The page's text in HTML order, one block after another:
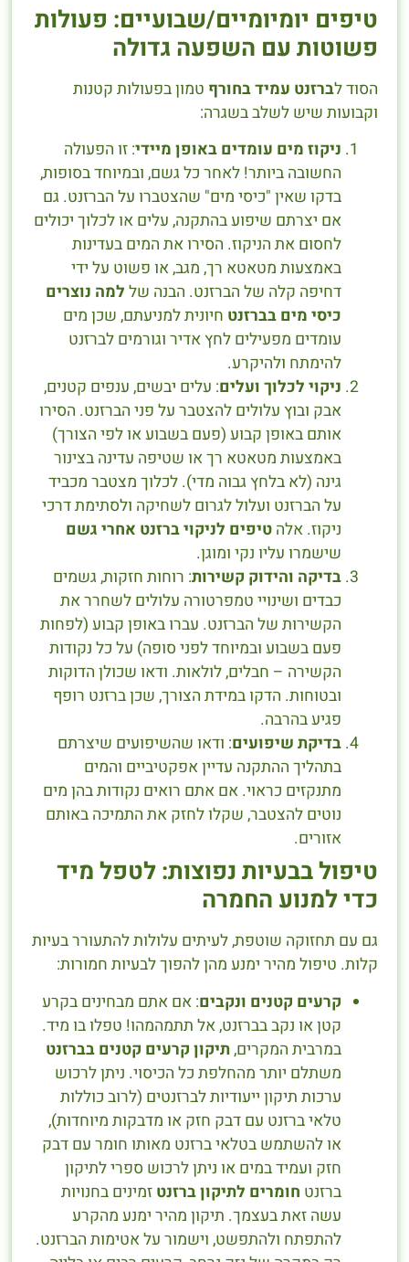
טיפים יומיומיים/שבועיים: פעולות
פשוטות עם השפעה גדולה
הסוד לברזנט עמיד בחורף טמון בפעולות קטנות
וקבועות שיש לשלב בשגרה:
ניקוז מים עומדים באופן מיידי: זו הפעולה
החשובה ביותר! לאחר כל גשם, ובמיוחד בסופות,
בדקו שאין "כיסי מים" שהצטברו על הברזנט. גם
אם יצרתם שיפוע בהתקנה, עלים או לכלוך יכולים
לחסום את הניקוז. הסירו את המים בעדינות
באמצעות מטאטא רך, מגב, או פשוט על ידי
דחיפה קלה של הברזנט. הבנה של למה נוצרים
כיסי מים בברזנט חיונית למניעתם, שכן מים
עומדים מפעילים לחץ אדיר וגורמים לברזנט
להימתח ולהיקרע.
ניקוי לכלוך ועלים: עלים יבשים, ענפים קטנים,
אבק ובוץ עלולים להצטבר על פני הברזנט. הסירו
אותם באופן קבוע (פעם בשבוע או לפי הצורך)
באמצעות מטאטא רך או שטיפה עדינה בצינור
גינה (לא בלחץ גבוה מדי). לכלוך מצטבר מכביד
על הברזנט ועלול לגרום לשחיקה ולסתימת דרכי
ניקוז. אלהטיפים לניקוי ברזנט אחרי גשם
שישמרו עליו נקי ומוגן.
בדיקה והידוק קשירות: רוחות חזקות, גשמים
כבדים ושינויי טמפרטורה עלולים לשחרר את
הקשירות של הברזנט. עברו באופן קבוע (לפחות
פעם בשבוע ובמיוחד לפני סופה) על כל נקודות
הקשירה – חבלים, לולאות. ודאו שכולן הדוקות
ובטוחות. הדקו במידת הצורך, שכן ברזנט רופף
פגיע בהרבה.
בדיקת שיפועים: ודאו שהשיפועים שיצרתם
בתהליך ההתקנה עדיין אפקטיביים והמים
מתנקזים כראוי. אם אתם רואים נקודות בהן מים
נוטים להצטבר, שקלו לחזק את התמיכה באותם
אזורים.
טיפול בבעיות נפוצות: לטפל מיד
כדי למנוע החמרה
גם עם תחזוקה שוטפת, לעיתים עלולות להתעורר בעיות
קלות. טיפול מהיר ימנע מהן להפוך לבעיות חמורות:
קרעים קטנים ונקבים: אם אתם מבחינים בקרע
קטן או נקב בברזנט, אל תתמהמהו! טפלו בו מיד.
במרבית המקרים,תיקון קרעים קטנים בברזנט
משתלם יותר מהחלפת כל הכיסוי. ניתן לרכוש
ערכות תיקון ייעודיות לברזנטים (לרוב כוללות
טלאי ברזנט עם דבק חזק או מדבקות מיוחדות),
או להשתמש בטלאי ברזנט מאותו חומר עם דבק
חזק ועמיד במים או ניתן לרכוש ספרי לתיקון
ברזנט חומרים לתיקון ברזנט זמינים בחנויות
עשה זאת בעצמך. תיקון מהיר ימנע מהקרע
להתפתח ולהתפשט, וישמור על אטימות הברזנט.